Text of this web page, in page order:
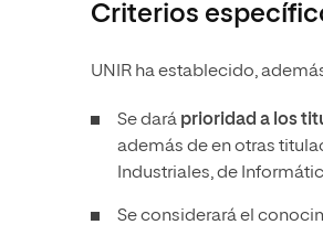
Criterios
UNIR ha establecido,
Se dará prioridad a los
además de en otras
Industriales, de
Se considerará el